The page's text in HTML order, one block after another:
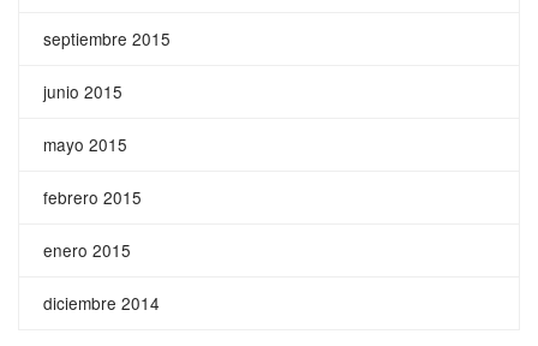
septiembre 2015
junio 2015
mayo 2015
febrero 2015
enero 2015
diciembre 2014